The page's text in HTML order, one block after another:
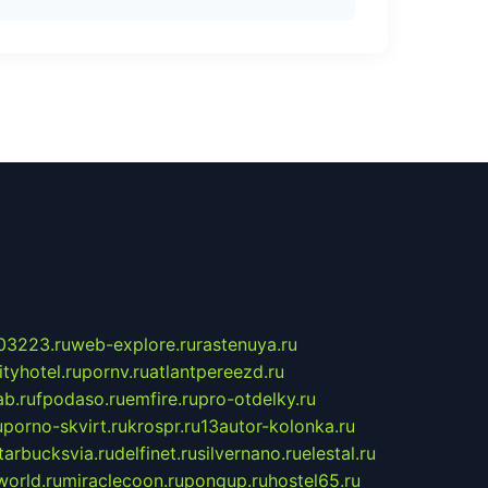
web-explore.rurastenuya.ru
pornv.ruatlantpereezd.ru
fpodaso.ruemfire.rupro-otdelky.ru
porno-skvirt.rukrospr.ru13autor-kolonka.ru
delfinet.rusilvernano.ruelestal.ru
miraclecoon.rupongup.ruhostel65.ru